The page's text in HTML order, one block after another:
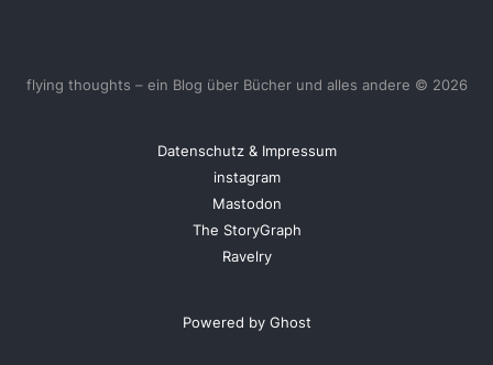
flying thoughts – ein Blog über Bücher und alles andere © 2026
Datenschutz & Impressum
instagram
Mastodon
The StoryGraph
Ravelry
Powered by Ghost